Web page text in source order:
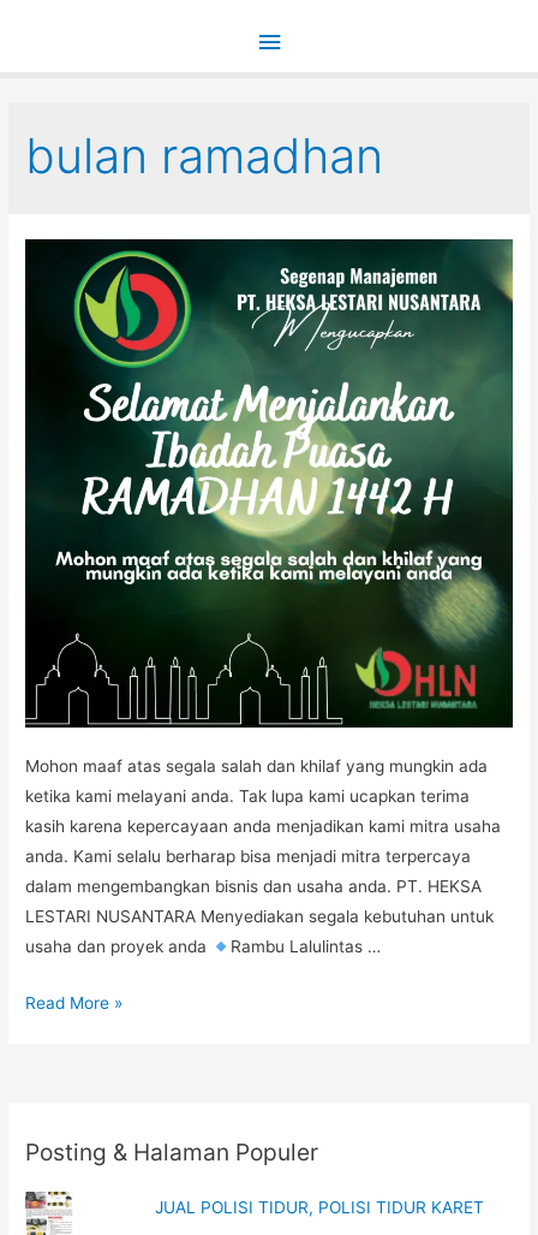
Main
bulan ramadhan
Mohon maaf atas segala salah dan khilaf yang mungkin ada
ketika kami melayani anda. Tak lupa kami ucapkan terima
kasih karena kepercayaan anda menjadikan kami mitra usaha
anda. Kami selalu berharap bisa menjadi mitra terpercaya
dalam mengembangkan bisnis dan usaha anda. PT. HEKSA
LESTARI NUSANTARA Menyediakan segala kebutuhan untuk
usaha dan proyek anda
Rambu Lalulintas …
RAMADHAN
Read More »
Posting & Halaman Populer
JUAL POLISI TIDUR, POLISI TIDUR KARET